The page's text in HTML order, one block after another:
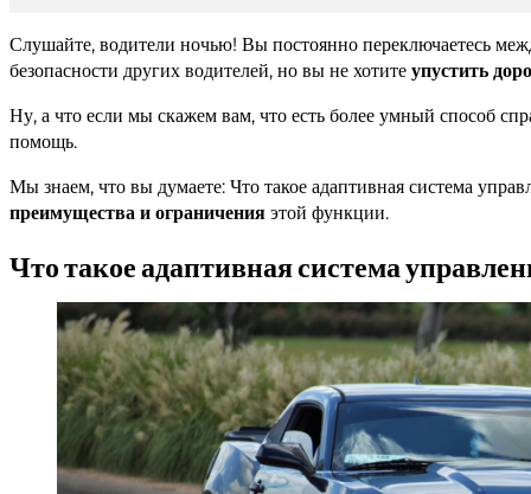
Слушайте, водители ночью! Вы постоянно переключаетесь
безопасности других водителей, но вы не хотите упустить
Ну, а что если мы скажем вам, что есть более умный способ
помощь.
Мы знаем, что вы думаете: Что такое адаптивная система
преимущества и ограничения этой функции.
Что такое адаптивная система